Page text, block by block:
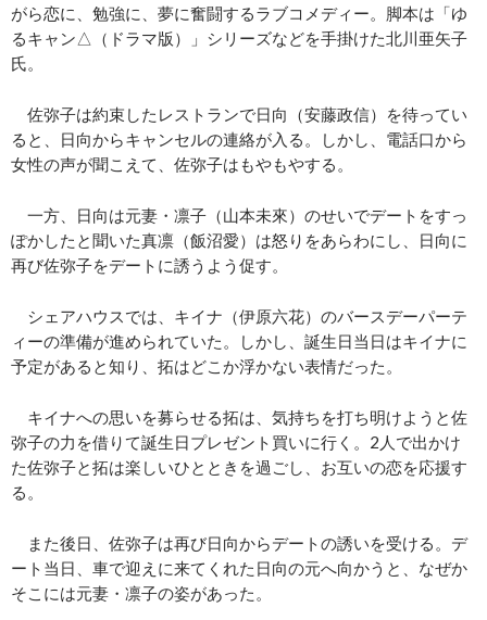
がら恋に、勉強に、夢に奮闘するラブコメディー。脚本は「ゆ
るキャン△（ドラマ版）」シリーズなどを手掛けた北川亜矢子
氏。
佐弥子は約束したレストランで日向（安藤政信）を待ってい
ると、日向からキャンセルの連絡が入る。しかし、電話口から
女性の声が聞こえて、佐弥子はもやもやする。
一方、日向は元妻・凛子（山本未來）のせいでデートをすっ
ぽかしたと聞いた真凛（飯沼愛）は怒りをあらわにし、日向に
再び佐弥子をデートに誘うよう促す。
シェアハウスでは、キイナ（伊原六花）のバースデーパーテ
ィーの準備が進められていた。しかし、誕生日当日はキイナに
予定があると知り、拓はどこか浮かない表情だった。
キイナへの思いを募らせる拓は、気持ちを打ち明けようと佐
弥子の力を借りて誕生日プレゼント買いに行く。2人で出かけ
た佐弥子と拓は楽しいひとときを過ごし、お互いの恋を応援す
る。
また後日、佐弥子は再び日向からデートの誘いを受ける。デ
ート当日、車で迎えに来てくれた日向の元へ向かうと、なぜか
そこには元妻・凛子の姿があった。